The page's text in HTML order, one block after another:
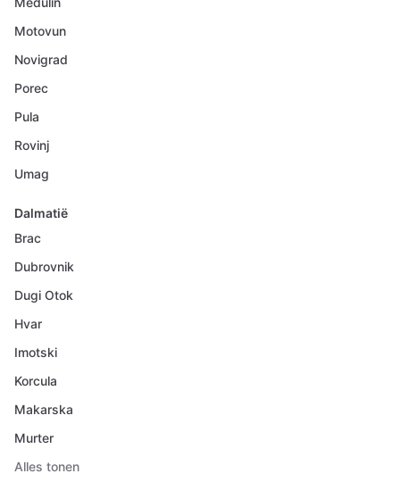
Motovun
Novigrad
Porec
Pula
Rovinj
Umag
Dalmatië
Brac
Dubrovnik
Dugi Otok
Hvar
Imotski
Korcula
Makarska
Murter
Alles tonen